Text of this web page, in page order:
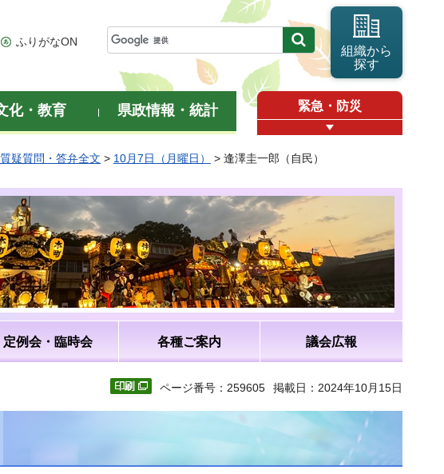
ふりがなON
組織から
探す
化・教育 県政情報・統計 緊急・防災
疑質問・答弁全文 > 10月7日（月曜日） > 逢澤圭一郎（自民）
定例会・臨時会 各種ご案内 議会広報
ページ番号：259605 掲載日：2024年10月15日